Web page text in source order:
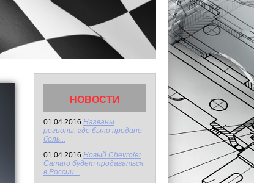
НОВОСТИ
01.04.2016 Названы
регионы, где было продано
боль...
01.04.2016 Новый Chevrolet
Camaro будет продаваться
в России...